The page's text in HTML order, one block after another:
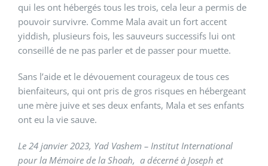
qui les ont hébergés tous les trois, cela leur a permis de
pouvoir survivre. Comme Mala avait un fort accent
yiddish, plusieurs fois, les sauveurs successifs lui ont
conseillé de ne pas parler et de passer pour muette.
Sans l’aide et le dévouement courageux de tous ces
bienfaiteurs, qui ont pris de gros risques en hébergeant
une mère juive et ses deux enfants, Mala et ses enfants
ont eu la vie sauve.
Le 24 janvier 2023, Yad Vashem – Institut International
pour la Mémoire de la Shoah, a décerné à Joseph et